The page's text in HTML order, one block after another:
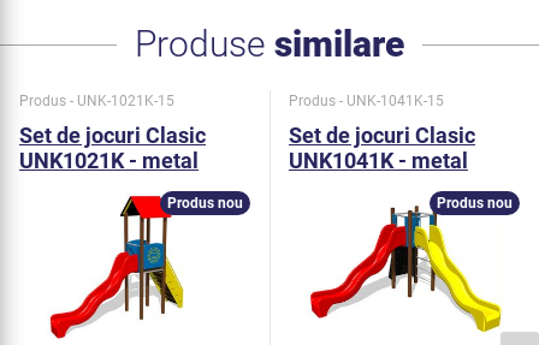
Produse similare
Produs - UNK-1021K-15
Set de jocuri Clasic
UNK1021K - metal
Produs nou
Produs - UNK-1041K-15
Set de jocuri Clasic
UNK1041K - metal
Produs nou